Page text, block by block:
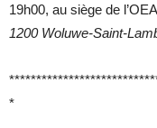
19h00, au siège de
1200 Woluwe-Saint-
*